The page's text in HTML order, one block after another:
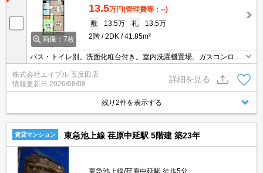
画像：7枚
13.5万円(管理費等：--)
敷
13.5万 礼
13.5万
2階
2DK 41.85m²
バス・トイレ別。洗面化粧台付き。室内洗濯機置場。ガスコンロ設
置可。引越指定業者あり。定期借家契約です。敷地内防犯カメラ設
置。エレベーターあり。安心のオートロック。駐輪場有。見逃せま
せんね！。
株式会社エイブル 五反田店
情報更新日 2026/08/08
詳細を見る
残り2件を表示する
賃貸マンション 東急池上線 荏原中延駅 5階建 築23年
東急池上線/荏原中延駅 徒歩5分